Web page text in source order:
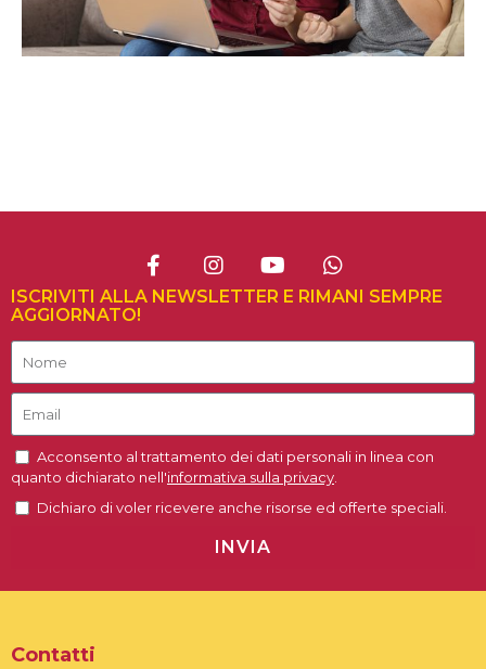
ISCRIVITI ALLA NEWSLETTER E RIMANI SEMPRE
AGGIORNATO!
Acconsento al trattamento dei dati personali in linea con
quanto dichiarato nell'informativa sulla privacy.
Dichiaro di voler ricevere anche risorse ed offerte speciali.
INVIA
Contatti